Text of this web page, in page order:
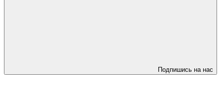
Подпишись на нас